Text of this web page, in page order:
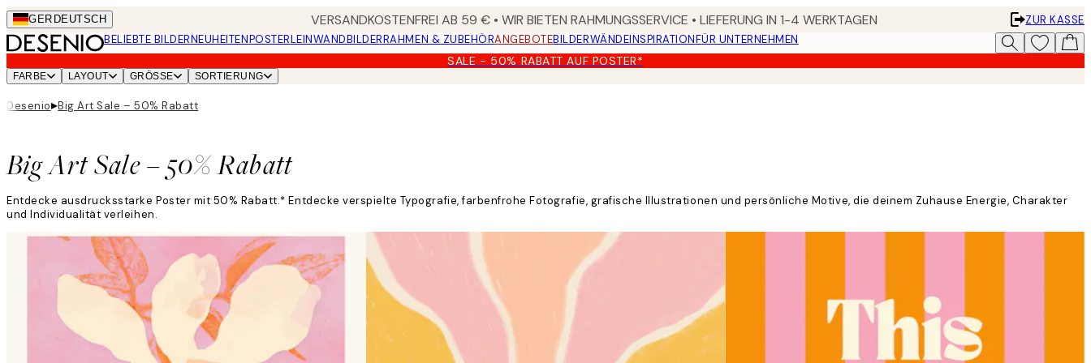
Skip
to
main
content.
GER DEUTSCH VERSANDKOSTENFREI AB 59 € • WIR BIETEN RAHMUNGSSERVICE • LIEFERUNG IN 1-4 WERKTAGEN
ZUR KASSE
BELIEBTE BILDERNEUHEITENPOSTERLEINWANDBILDERRAHMEN & ZUBEHÖRANGEBOTEBILDERWÄNDEINSPIRATIONFÜR UNTERNEHMEN
SALE - 50% RABATT AUF POSTER*
FARBE LAYOUT GRÖSSE SORTIERUNG
Desenio▸Big Art Sale – 50% Rabatt
Big Art Sale – 50% Rabatt
Entdecke ausdrucksstarke Poster mit 50% Rabatt.* Entdecke verspielte Typografie, farbenfrohe Fotografie, grafische Illustrationen und persönliche Motive, die deinem Zuhause Energie, Charakter
und Individualität verleihen.